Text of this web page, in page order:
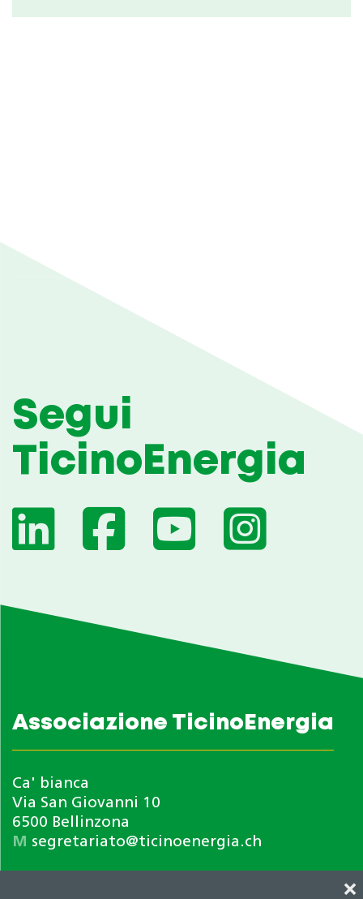
❌
Segui
TicinoEnergia
Associazione TicinoEnergia
Ca' bianca
Via San Giovanni 10
6500 Bellinzona
M segretariato@ticinoenergia.ch